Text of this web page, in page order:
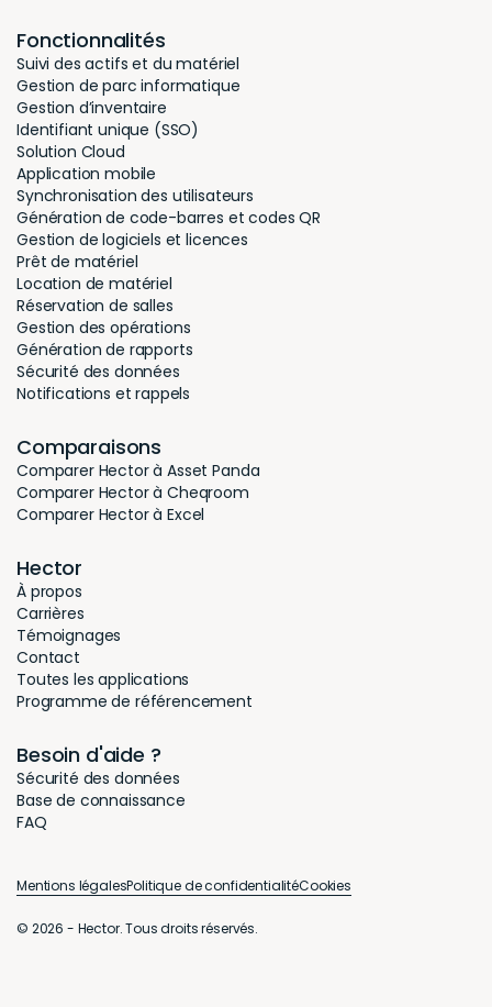
Fonctionnalités
Suivi des actifs et du matériel
Gestion de parc informatique
Gestion d’inventaire
Identifiant unique (SSO)
Solution Cloud
Application mobile
Synchronisation des utilisateurs
Génération de code-barres et codes QR
Gestion de logiciels et licences
Prêt de matériel
Location de matériel
Réservation de salles
Gestion des opérations
Génération de rapports
Sécurité des données
Notifications et rappels
Comparaisons
Comparer Hector à Asset Panda
Comparer Hector à Cheqroom
Comparer Hector à Excel
Hector
À propos
Carrières
Témoignages
Contact
Toutes les applications
Programme de référencement
Besoin d'aide ?
Sécurité des données
Base de connaissance
FAQ
© 2026 - Hector. Tous droits réservés.
Mentions légalesPolitique de confidentialitéCookies